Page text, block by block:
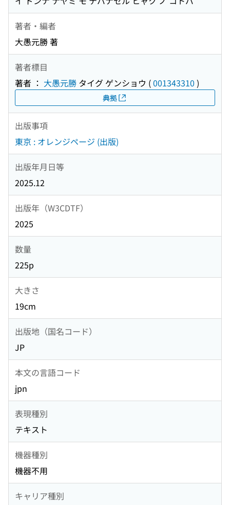
著者・編者
大愚元勝 著
著者標目
著者 ： 大愚元勝 タイグ ゲンショウ (001343310 )
典拠
出版事項
東京 : オレンジページ (出版)
出版年月日等
2025.12
出版年（W3CDTF）
2025
数量
225p
大きさ
19cm
出版地（国名コード）
JP
本文の言語コード
jpn
表現種別
テキスト
機器種別
機器不用
キャリア種別